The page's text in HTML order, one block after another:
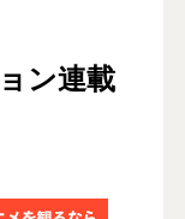
ン連載